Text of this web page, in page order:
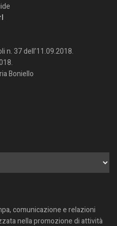
n. 37 dell’11.09.2018.
Boniello
comunicazione e relazioni
nella promozione di attività